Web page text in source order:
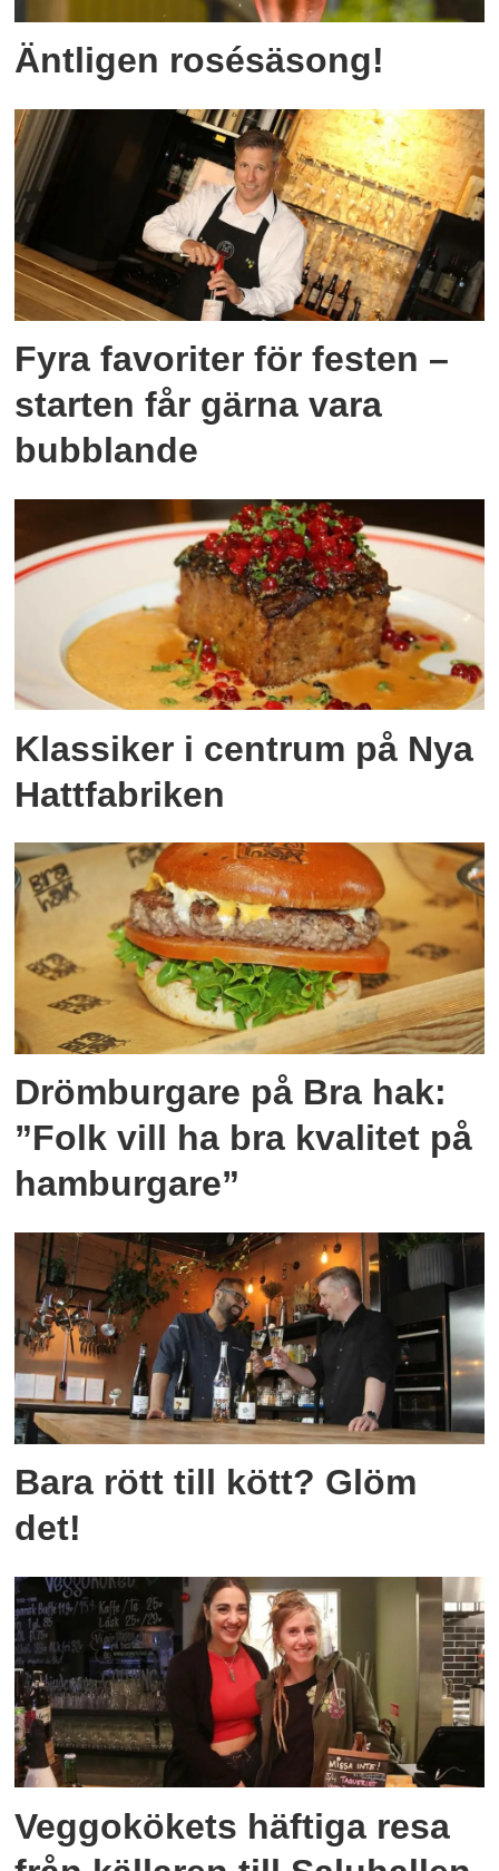
Äntligen rosésäsong!
Fyra favoriter för festen –
starten får gärna vara
bubblande
Klassiker i centrum på Nya
Hattfabriken
Drömburgare på Bra hak:
”Folk vill ha bra kvalitet på
hamburgare”
Bara rött till kött? Glöm
det!
Veggokökets häftiga resa